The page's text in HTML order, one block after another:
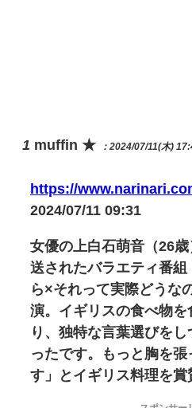
1 muffin ★ ：2024/07/11(木)
https://
2024/07/11 09:31
女優の上白石萌音（26
送されたバラエティ番
ら×それって実際どうな
演。イギリスの食べ物
り、独特な言葉選びを
ったです。もっと胸を張
す」とイギリス料理を賞